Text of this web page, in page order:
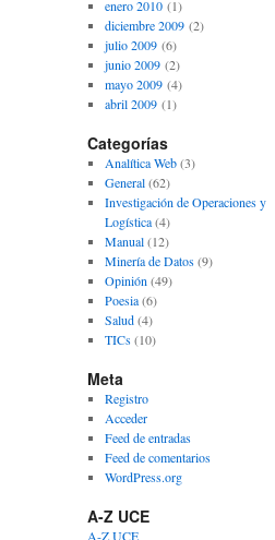
enero 2010(1)
diciembre 2009(2)
julio 2009(6)
junio 2009(2)
mayo 2009(4)
abril 2009(1)
Categorías
Analítica Web(3)
General(62)
Investigación de Operaciones y
Logística(4)
Manual(12)
Minería de Datos(9)
Opinión (49)
Poesia(6)
Salud(4)
TICs(10)
Meta
Registro
Acceder
Feed de entradas
Feed de comentarios
WordPress.org
A-Z UCE
A-Z UCE